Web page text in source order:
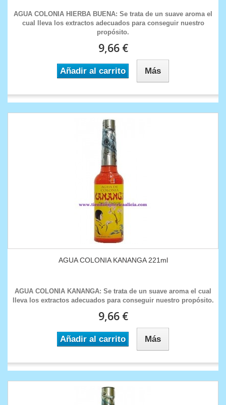
AGUA COLONIA HIERBA BUENA: Se trata de un suave aroma el
cual lleva los extractos adecuados para conseguir nuestro
propósito.
9,66 €
Añadir al carrito Más
AGUA COLONIA KANANGA 221ml
AGUA COLONIA KANANGA: Se trata de un suave aroma el cual
lleva los extractos adecuados para conseguir nuestro propósito.
9,66 €
Añadir al carrito Más